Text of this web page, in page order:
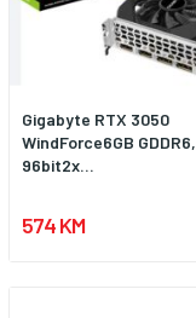
Gigabyte RTX 3050
WindForce6GB GDDR6,
96bit2x...
574 KM